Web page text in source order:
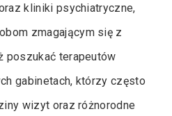
kliniki psychiatryczne,
zmagającym się z
poszukać terapeutów
gabinetach, którzy często
wizyt oraz różnorodne